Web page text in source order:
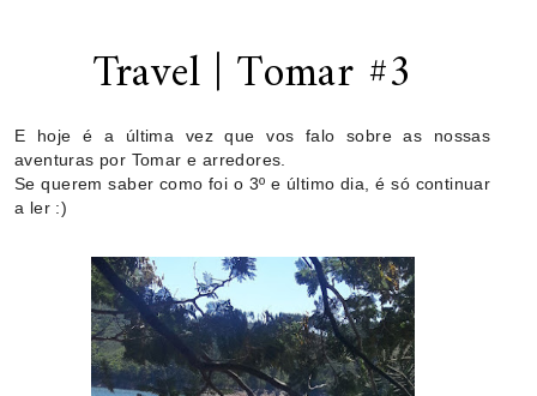
Travel | Tomar #3
E hoje é a última vez que vos falo sobre as nossas
aventuras por Tomar e arredores.
Se querem saber como foi o 3º e último dia, é só continuar
a ler :)